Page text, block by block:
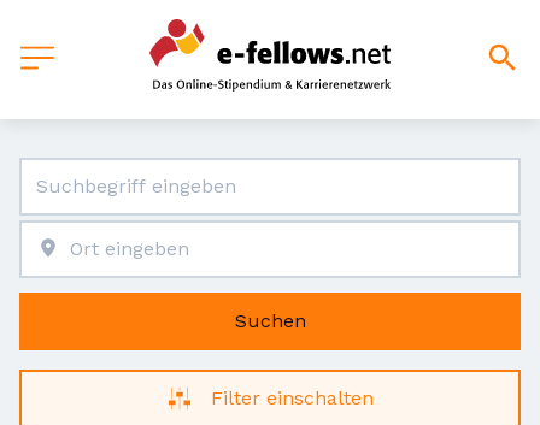
Suchen
Filter einschalten